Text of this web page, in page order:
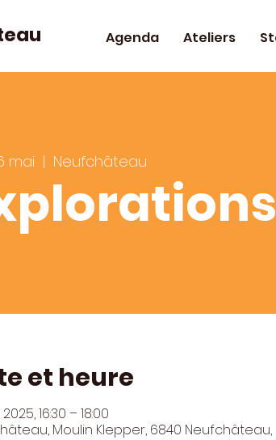
Agenda Ateliers
mai
  |
Neufchâteau
et heure
16:30 – 18:00
Moulin Klepper, 6840 Neufchâteau,